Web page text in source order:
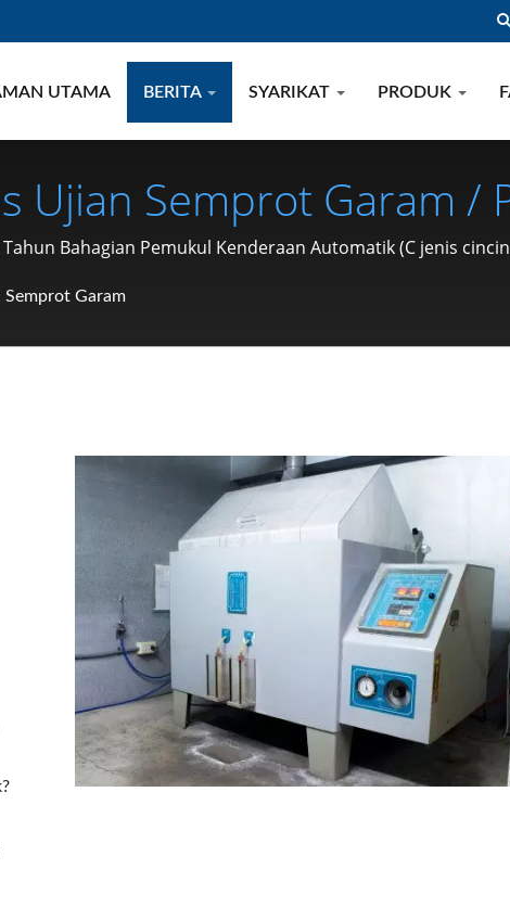
UTAMA BERITA SYARIKAT PRODUK
Ujian Semprot Garam /
Motosikal (Cincin
Pin) Sejak 1991 |
Bahagian Pemukul Kenderaan Automatik (C jenis
Garam